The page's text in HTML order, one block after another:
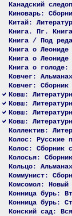
Канадский
Киноварь:
Китай:
Книга. Пг.
Книга / Под
Книга о
Книга о
Книга о голоде:
Ковчег:
Ковчег:
Ковш:
Ковш:
Ковш:
Ковш:
Коллектив:
Колос: Русские
Колос: Сборник
Колосья:
Кольцо:
Коммунист:
Комсомол:
Конница бурь:
Конница бурь:
Конский сад: